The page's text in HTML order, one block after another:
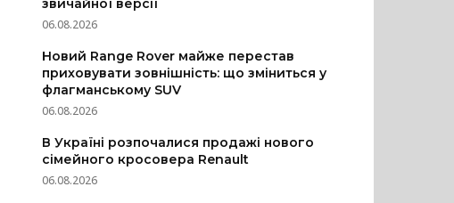
звичайної версії
06.08.2026
Новий Range Rover майже перестав
приховувати зовнішність: що зміниться у
флагманському SUV
06.08.2026
В Україні розпочалися продажі нового
сімейного кросовера Renault
06.08.2026